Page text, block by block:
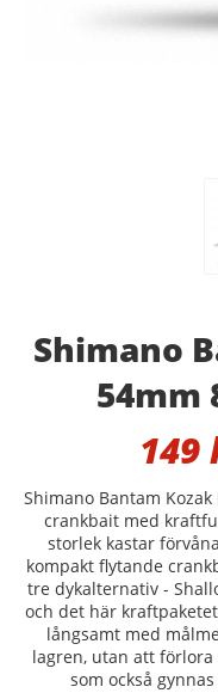
Shimano
54mm
149
Shimano Bantam
crankbait med
storlek kastar
kompakt flytande
tre dykalternativ -
och det här
långsamt med
lagren, utan att
som också